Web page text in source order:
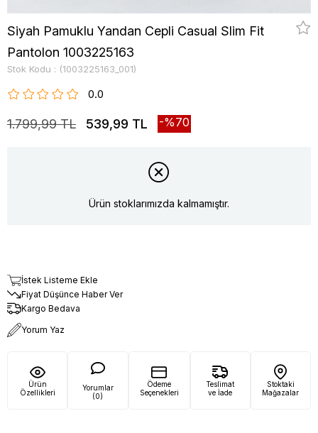
Siyah Pamuklu Yandan Cepli Casual Slim Fit
Pantolon 1003225163
Stok Kodu (1003225163_001)
0.0
1.799,99 TL 539,99 TL 70
Ürün stoklarımızda kalmamıştır.
İstek Listeme Ekle
Fiyat Düşünce Haber Ver
Kargo Bedava
Yorum Yaz
Ürün
Özellikleri
Yorumlar
(0)
Ödeme
Seçenekleri
Teslimat
ve İade
Stoktaki
Mağazalar